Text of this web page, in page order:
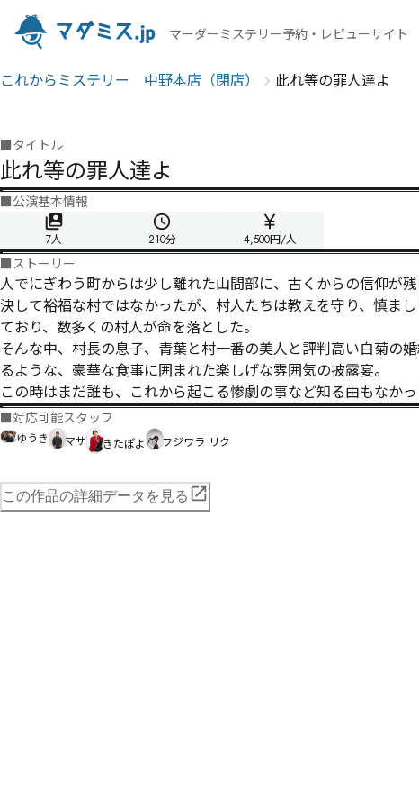
マーダーミステリー予約・レビューサイト
これからミステリー 中野本店（閉店） 此れ等の罪人達よ
■タイトル
此れ等の罪人達よ
■公演基本情報
7人 210分 4,500円/人
■ストーリー
人でにぎわう町からは少し離れた山間部に、古くからの信仰が
決して裕福な村ではなかったが、村人たちは教えを守り、慎ま
ており、数多くの村人が命を落とした。
そんな中、村長の息子、青葉と村一番の美人と評判高い白菊の
るような、豪華な食事に囲まれた楽しげな雰囲気の披露宴。
この時はまだ誰も、これから起こる惨劇の事など知る由もなかった
■対応可能スタッフ
ゆうき マサ きたぽよ フジワラ リク
この作品の詳細データを見る